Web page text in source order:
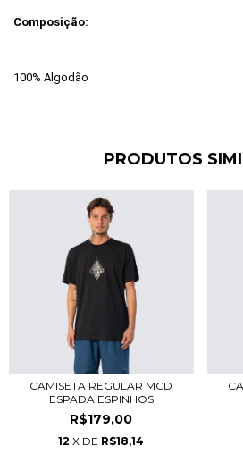
Composição:
100% Algodão
PRODUTOS
CAMISETA REGULAR MCD
ESPADA ESPINHOS
R$179,00
12 X DE R$18,14